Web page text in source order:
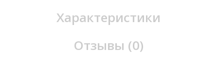
Характеристики
Отзывы (0)